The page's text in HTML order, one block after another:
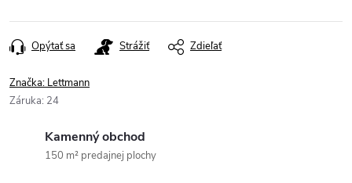
Opýtať sa Strážiť Zdieľať
Značka: Lettmann
Záruka: 24
Kamenný obchod
150 m² predajnej plochy